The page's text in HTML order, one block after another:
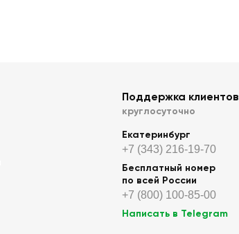
Поддержка клиентов
круглосуточно
Екатеринбург
+7 (343) 216-19-70
Бесплатный номер
по всей России
+7 (800) 100-85-00
Написать в Telegram